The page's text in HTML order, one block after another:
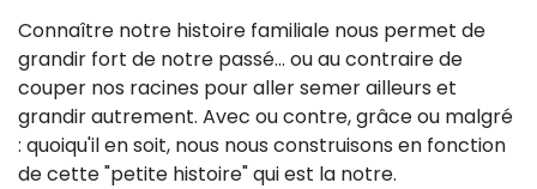
Connaître notre histoire familiale nous permet de
grandir fort de notre passé... ou au contraire de
couper nos racines pour aller semer ailleurs et
grandir autrement. Avec ou contre, grâce ou malgré
: quoiqu'il en soit, nous nous construisons en fonction
de cette "petite histoire" qui est la notre.